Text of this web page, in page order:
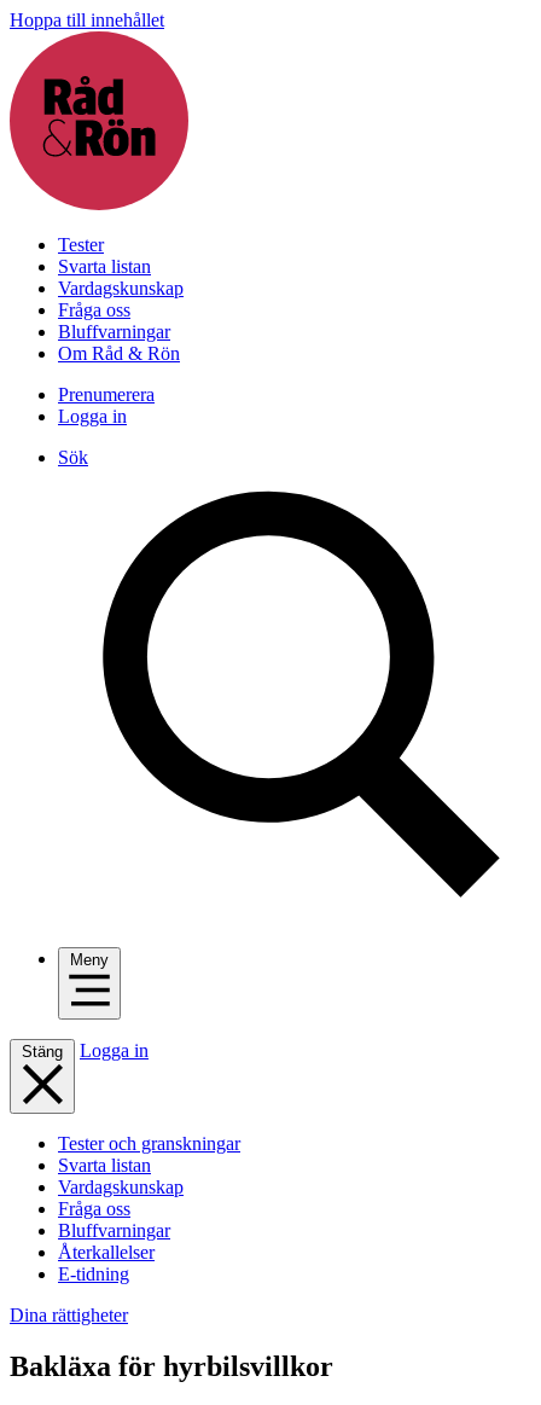
Hoppa till innehållet
Tester
Svarta listan
Vardagskunskap
Fråga oss
Bluffvarningar
Om Råd & Rön
Prenumerera
Logga in
Sök
Meny
Stäng Logga in
Tester och granskningar
Svarta listan
Vardagskunskap
Fråga oss
Bluffvarningar
Återkallelser
E-tidning
Dina rättigheter
Bakläxa för hyrbilsvillkor